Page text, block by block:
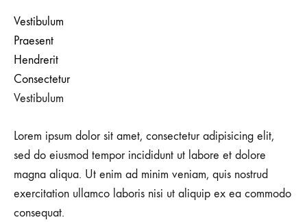
Vestibulum
Praesent
Hendrerit
Consectetur
Vestibulum
Lorem ipsum dolor sit amet, consectetur adipisicing elit,
sed do eiusmod tempor incididunt ut labore et dolore
magna aliqua. Ut enim ad minim veniam, quis nostrud
exercitation ullamco laboris nisi ut aliquip ex ea commodo
consequat.